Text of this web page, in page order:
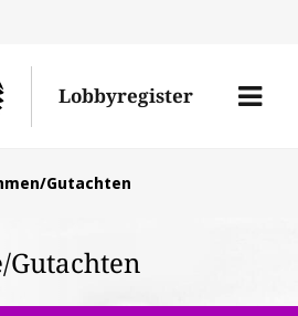
Lobbyregister
Menü
Gutachten
Gutachten